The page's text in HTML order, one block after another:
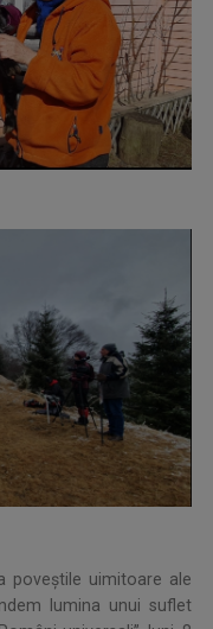
poveștile uimitoare ale
lumina unui suflet